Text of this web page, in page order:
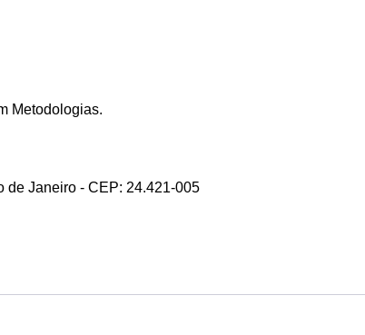
Metodologias.
de Janeiro - CEP: 24.421-005